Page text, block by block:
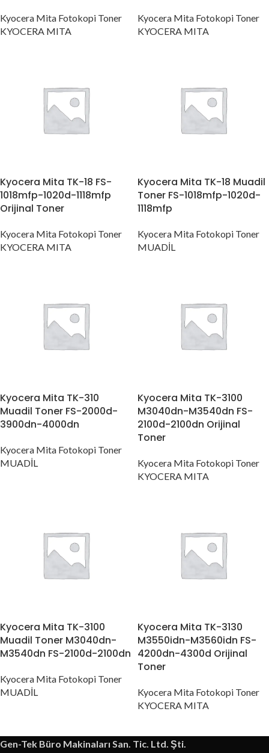
Kyocera Mita Fotokopi Toner
KYOCERA MITA
Kyocera Mita Fotokopi Toner
KYOCERA MITA
Kyocera Mita TK-18 FS-
1018mfp-1020d-1118mfp
Orijinal Toner
Kyocera Mita Fotokopi Toner
KYOCERA MITA
Kyocera Mita TK-18 Muadil
Toner FS-1018mfp-1020d-
1118mfp
Kyocera Mita Fotokopi Toner
MUADİL
Kyocera Mita TK-310
Muadil Toner FS-2000d-
3900dn-4000dn
Kyocera Mita Fotokopi Toner
MUADİL
Kyocera Mita TK-3100
M3040dn-M3540dn FS-
2100d-2100dn Orijinal
Toner
Kyocera Mita Fotokopi Toner
KYOCERA MITA
Kyocera Mita TK-3100
Muadil Toner M3040dn-
M3540dn FS-2100d-2100dn
Kyocera Mita Fotokopi Toner
MUADİL
Kyocera Mita TK-3130
M3550idn-M3560idn FS-
4200dn-4300d Orijinal
Toner
Kyocera Mita Fotokopi Toner
KYOCERA MITA
Gen-Tek Büro Makinaları San. Tic. Ltd. Şti.